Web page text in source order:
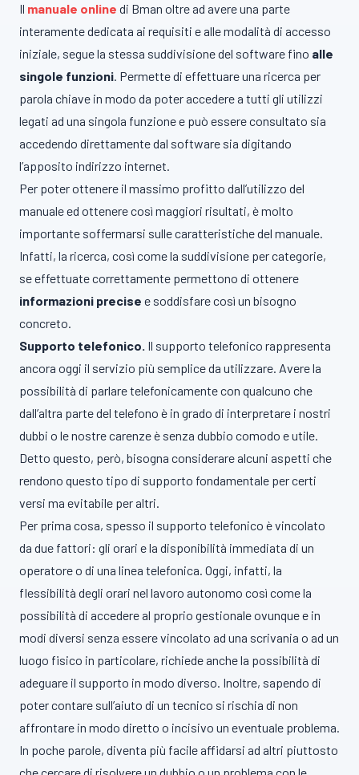
Il manuale online di Bman oltre ad avere una parte
interamente dedicata ai requisiti e alle modalità di accesso
iniziale, segue la stessa suddivisione del software fino alle
singole funzioni. Permette di effettuare una ricerca per
parola chiave in modo da poter accedere a tutti gli utilizzi
legati ad una singola funzione e può essere consultato sia
accedendo direttamente dal software sia digitando
l’apposito indirizzo internet.
Per poter ottenere il massimo profitto dall’utilizzo del
manuale ed ottenere così maggiori risultati, è molto
importante soffermarsi sulle caratteristiche del manuale.
Infatti, la ricerca, così come la suddivisione per categorie,
se effettuate correttamente permettono di ottenere
informazioni precise e soddisfare così un bisogno
concreto.
Supporto telefonico. Il supporto telefonico rappresenta
ancora oggi il servizio più semplice da utilizzare. Avere la
possibilità di parlare telefonicamente con qualcuno che
dall’altra parte del telefono è in grado di interpretare i nostri
dubbi o le nostre carenze è senza dubbio comodo e utile.
Detto questo, però, bisogna considerare alcuni aspetti che
rendono questo tipo di supporto fondamentale per certi
versi ma evitabile per altri.
Per prima cosa, spesso il supporto telefonico è vincolato
da due fattori: gli orari e la disponibilità immediata di un
operatore o di una linea telefonica. Oggi, infatti, la
flessibilità degli orari nel lavoro autonomo così come la
possibilità di accedere al proprio gestionale ovunque e in
modi diversi senza essere vincolato ad una scrivania o ad un
luogo fisico in particolare, richiede anche la possibilità di
adeguare il supporto in modo diverso. Inoltre, sapendo di
poter contare sull’aiuto di un tecnico si rischia di non
affrontare in modo diretto o incisivo un eventuale problema.
In poche parole, diventa più facile affidarsi ad altri piuttosto